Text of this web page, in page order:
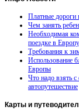
Платные дороги
Чем занять
Необходимая
поездке в Европу
Требования к
Использование
Европы
Что надо взять
автопутешествие
Карты и